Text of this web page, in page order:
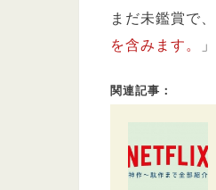
まだ未鑑賞で
を含みます。
関連記事：